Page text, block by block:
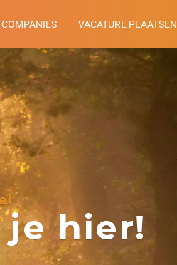
COMPANIES VACATURE PLAATSEN
hier!